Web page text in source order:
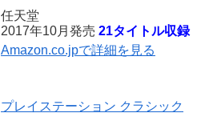
任天堂
2017年10月発売 21タイトル収録
Amazon.co.jpで詳細を見る
プレイステーション クラシック